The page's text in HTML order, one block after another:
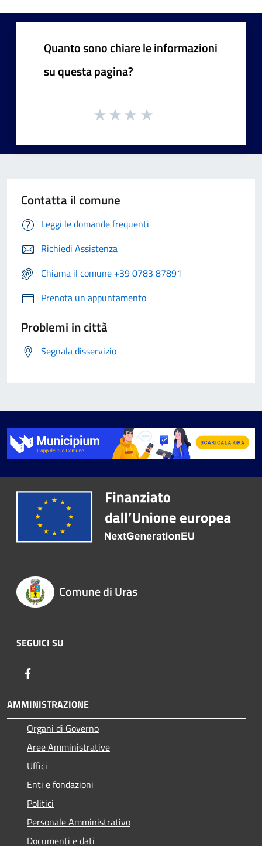
Quanto sono chiare le informazioni
su questa pagina?
Contatta il comune
Leggi le domande frequenti
Richiedi Assistenza
Chiama il comune +39 0783 87891
Prenota un appuntamento
Problemi in città
Segnala disservizio
Comune di Uras
SEGUICI SU
AMMINISTRAZIONE
Organi di Governo
Aree Amministrative
Uffici
Enti e fondazioni
Politici
Personale Amministrativo
Documenti e dati